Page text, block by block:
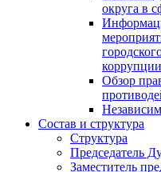
округа в
коррупции
Обзор
Состав и структура
Структура
Председатель
Заместитель